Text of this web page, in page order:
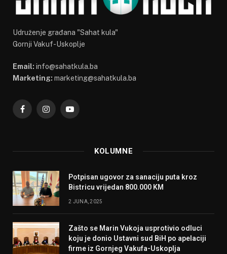
Udruženje građana "Sahat kula"
Gornji Vakuf-Uskoplje
Email: info@sahatkula.ba
Marketing: marketing@sahatkula.ba
FacebookInstagramYouTube
KOLUMNE
Potpisan ugovor za sanaciju puta kroz
Bistricu vrijedan 800.000 KM
2 JUNA, 2025
Zašto se Marin Vukoja usprotivio odluci
koju je donio Ustavni sud BiH po apelaciji
firme iz Gornjeg Vakufa-Uskoplja